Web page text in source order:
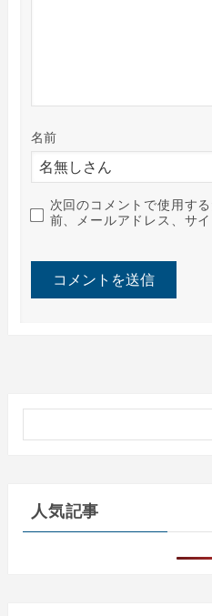
名前
次回のコメントで使用す
前、メールアドレス、サイ
人気記事